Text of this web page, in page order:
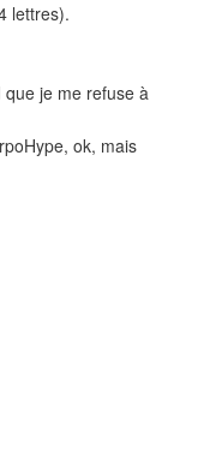
lettres).
je me refuse à
ok, mais